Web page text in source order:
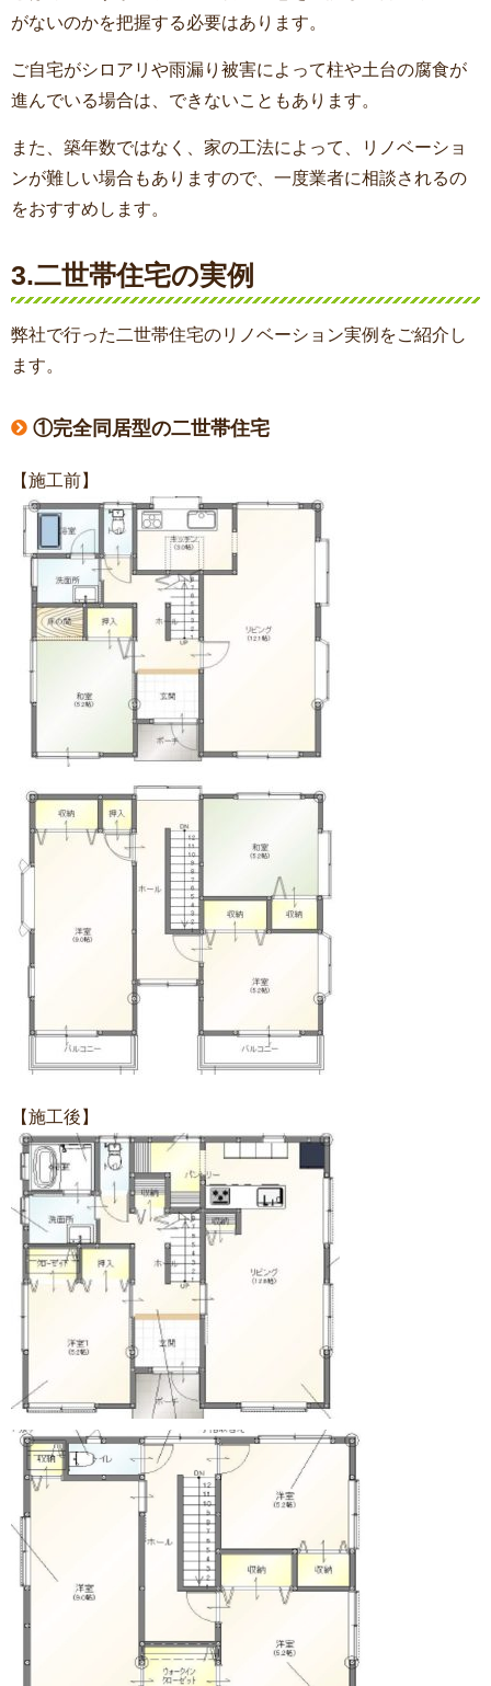
がないのかを把握する必要はあります。
ご自宅がシロアリや雨漏り被害によって柱や土台の腐食が
進んでいる場合は、できないこともあります。
また、築年数ではなく、家の工法によって、リノベーショ
ンが難しい場合もありますので、一度業者に相談されるの
をおすすめします。
3.二世帯住宅の実例
弊社で行った二世帯住宅のリノベーション実例をご紹介し
ます。
①完全同居型の二世帯住宅
【施工前】
【施工後】